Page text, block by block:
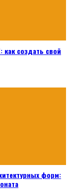
как создать свой
форм: